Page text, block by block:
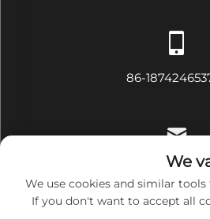
We
We use cookies and similar
If you don't want to accept all